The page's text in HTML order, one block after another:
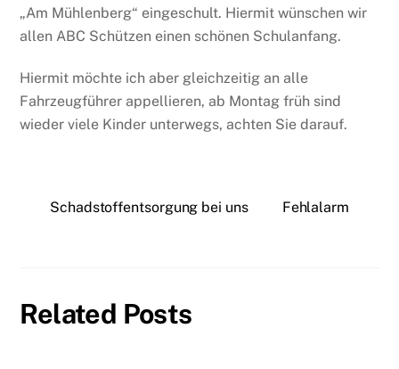
„Am Mühlenberg“ eingeschult. Hiermit wünschen wir
allen ABC Schützen einen schönen Schulanfang.
Hiermit möchte ich aber gleichzeitig an alle
Fahrzeugführer appellieren, ab Montag früh sind
wieder viele Kinder unterwegs, achten Sie darauf.
Schadstoffentsorgung bei uns Fehlalarm
Related Posts